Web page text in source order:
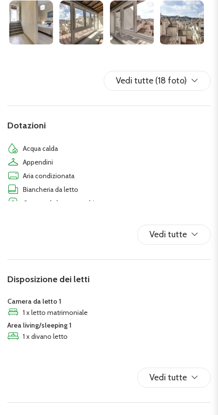
Vedi tutte (18 foto)
Dotazioni
Acqua calda
Appendini
Aria condizionata
Biancheria da letto
Camera da letto con chiusura
Estintore
Forno
Forno a microonde
Frigorifero
Ingresso privato
Internet wireless
Vedi tutte
Disposizione dei letti
Camera da letto 1
1 x letto matrimoniale
Area living/sleeping 1
1 x divano letto
Vedi tutte